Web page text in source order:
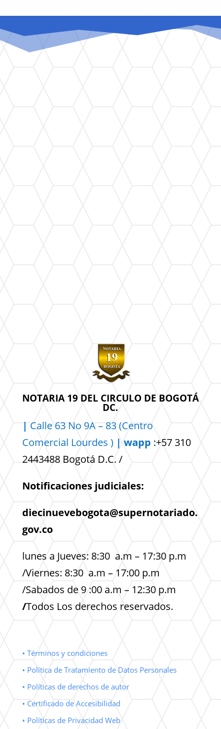
NOTARIA 19 DEL CIRCULO DE BOGOTÁ
DC.
| Calle 63 No 9A – 83 (Centro
Comercial Lourdes ) | wapp :+57 310
2443488 Bogotá D.C. /
Notificaciones judiciales:
diecinuevebogota@supernotariado.
gov.co
lunes a Jueves: 8:30 a.m – 17:30 p.m
/Viernes: 8:30 a.m – 17:00 p.m
/Sabados de 9 :00 a.m – 12:30 p.m
/Todos Los derechos reservados.
• Términos y condiciones
• Política de Tratamiento de Datos Personales
• Políticas de derechos de autor
• Certificado de Accesibilidad
• Políticas de Privacidad Web